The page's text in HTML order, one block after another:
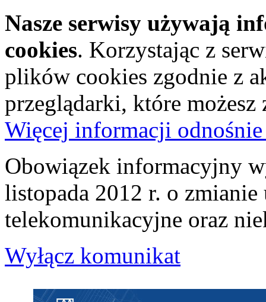
Nasze serwisy używają
cookies. Korzystając z
plików cookies zgodnie z
przeglądarki, które
Więcej informacji
Obowiązek informacyjny
listopada 2012 r. o zmianie
telekomunikacyjne oraz
Wyłącz komunikat